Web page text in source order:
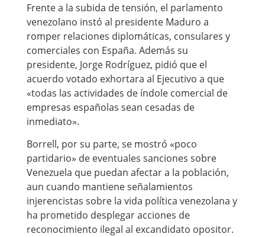
Frente a la subida de tensión, el parlamento
venezolano instó al presidente Maduro a
romper relaciones diplomáticas, consulares y
comerciales con España. Además su
presidente, Jorge Rodríguez, pidió que el
acuerdo votado exhortara al Ejecutivo a que
«todas las actividades de índole comercial de
empresas españolas sean cesadas de
inmediato».
Borrell, por su parte, se mostró «poco
partidario» de eventuales sanciones sobre
Venezuela que puedan afectar a la población,
aun cuando mantiene señalamientos
injerencistas sobre la vida política venezolana y
ha prometido desplegar acciones de
reconocimiento ilegal al excandidato opositor.